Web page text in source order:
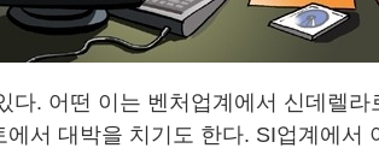
다. 어떤 이는 벤처업계에서 신데렐라
서 대박을 치기도 한다. SI업계에서